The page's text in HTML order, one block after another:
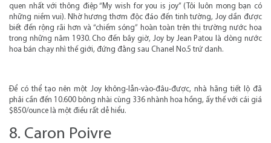
quen nhất với thông điệp “My wish for you is joy” (Tôi luôn mong bạn có
những niềm vui). Nhờ hương thơm độc đáo đến tinh tường, Joy dần được
biết đến rộng rãi hơn và “chiếm sóng” hoàn toàn trên thị trường nước hoa
trong những năm 1930. Cho đến bây giờ, Joy by Jean Patou là dòng nước
hoa bán chạy nhì thế giới, đứng đằng sau Chanel No.5 trứ danh.
Để có thể tạo nên một Joy không-lẫn-vào-đâu-được, nhà hãng tiết lộ đã
phải cần đến 10.600 bông nhài cùng 336 nhành hoa hồng, ấy thế với cái giá
$850/ounce là một điều rất dễ hiểu.
8. Caron Poivre